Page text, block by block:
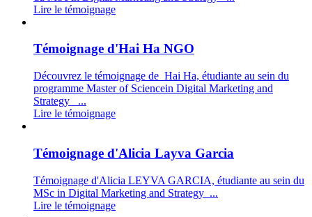
Lire le témoignage
Témoignage d'Hai Ha NGO
Découvrez le témoignage de Hai Ha, étudiante au sein du
programme Master of Sciencein Digital Marketing and
Strategy ...
Lire le témoignage
Témoignage d'Alicia Layva Garcia
Témoignage d'Alicia LEYVA GARCIA, étudiante au sein du
MSc in Digital Marketing and Strategy ...
Lire le témoignage